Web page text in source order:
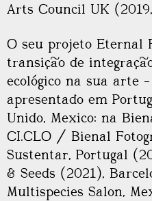
Arts Council UK
O seu projeto Eternal
transição de
ecológico na sua arte
apresentado em
Unido, Mexico: na
CI.CLO / Bienal
Sustentar, Portugal
& Seeds (2021),
Multispecies Salon,